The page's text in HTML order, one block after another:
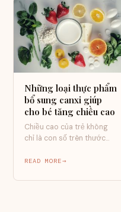
Những loại thực phẩm
bổ sung canxi giúp
cho bé tăng chiều cao
Chiều cao của trẻ không
chỉ là con số trên thước
READ MORE